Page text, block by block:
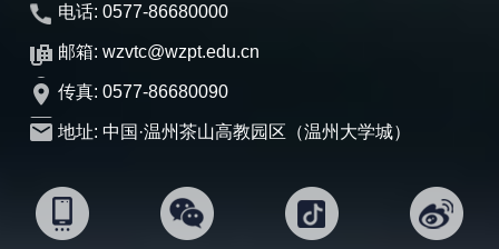
电话: 0577-86680000
邮箱: wzvtc@wzpt.edu.cn
传真: 0577-86680090
地址: 中国·温州茶山高教园区（温州大学城）